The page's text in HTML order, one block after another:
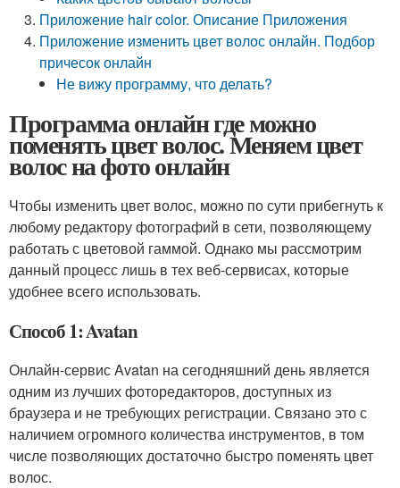
Приложение hair color. Описание Приложения
Приложение изменить цвет волос онлайн. Подбор
причесок онлайн
Не вижу программу, что делать?
Программа онлайн где можно
поменять цвет волос. Меняем цвет
волос на фото онлайн
Чтобы изменить цвет волос, можно по сути прибегнуть к
любому редактору фотографий в сети, позволяющему
работать с цветовой гаммой. Однако мы рассмотрим
данный процесс лишь в тех веб-сервисах, которые
удобнее всего использовать.
Способ 1: Avatan
Онлайн-сервис Avatan на сегодняшний день является
одним из лучших фоторедакторов, доступных из
браузера и не требующих регистрации. Связано это с
наличием огромного количества инструментов, в том
числе позволяющих достаточно быстро поменять цвет
волос.